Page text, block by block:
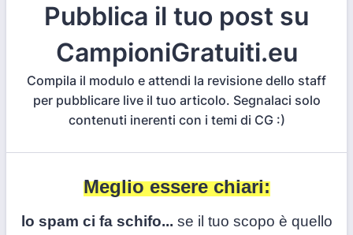
Pubblica il tuo post su
CampioniGratuiti.eu
Compila il modulo e attendi la revisione dello staff
per pubblicare live il tuo articolo. Segnalaci solo
contenuti inerenti con i temi di CG :)
Meglio essere chiari:
lo spam ci fa schifo... se il tuo scopo è quello